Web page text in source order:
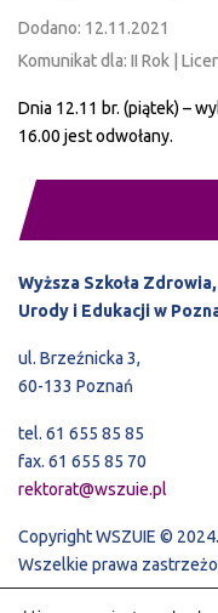
Dodano: 12.11.2021
Komunikat dla: II Rok |
Dnia 12.11 br. (piątek) –
16.00 jest odwołany.
Wyższa Szkoła Zdrowia,
Urody i Edukacji w
ul. Brzeźnicka 3,
60-133 Poznań
tel. 61 655 85 85
fax. 61 655 85 70
rektorat@wszuie.pl
Copyright WSZUIE © 2024.
Wszelkie prawa